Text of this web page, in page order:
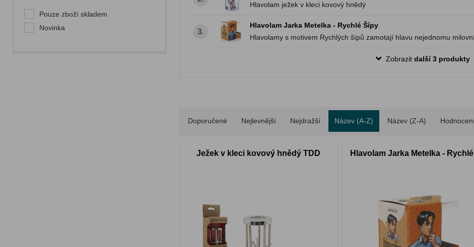
Pouze zboží skladem
Novinka
Hlavolam ježek v kleci kovový hnědý
3.
Hlavolam Jarka Metelka - Rychlé Šípy
Hlavolamy s motivem Rychlých šípů zamotají hlavu nejednomu
Zobrazitdalší 3 produkty
Doporučené Nejlevnější Nejdražší Název (A-Z) Název (Z-A)
Ježek v kleci kovový hnědý TDD Hlavolam Jarka Metelka -